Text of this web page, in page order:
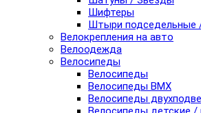
Шифтеры
Штыри подседельные
Велокрепления на авто
Велоодежда
Велосипеды
Велосипеды
Велосипеды BMX
Велосипеды